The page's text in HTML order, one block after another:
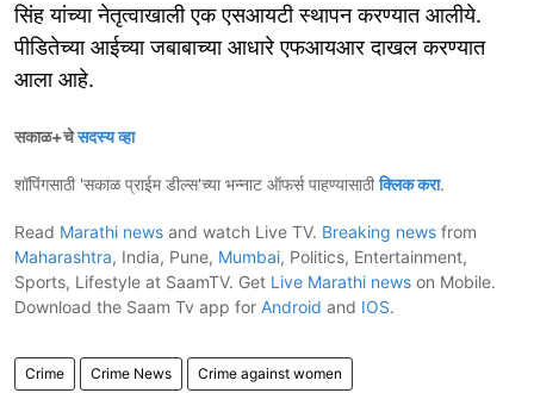
सिंह यांच्या नेतृत्वाखाली एक एसआयटी स्थापन करण्यात आलीये.
पीडितेच्या आईच्या जबाबाच्या आधारे एफआयआर दाखल करण्यात
आला आहे.
सकाळ+चेसदस्य व्हा
शॉपिंगसाठी 'सकाळ प्राईम डील्स'च्या भन्नाट ऑफर्स पाहण्यासाठीक्लिक करा.
Read Marathi news and watch Live TV. Breaking news from
Maharashtra, India, Pune, Mumbai, Politics, Entertainment,
Sports, Lifestyle at SaamTV. Get Live Marathi news on Mobile.
Download the Saam Tv app for Android and IOS.
Crime Crime News Crime against women